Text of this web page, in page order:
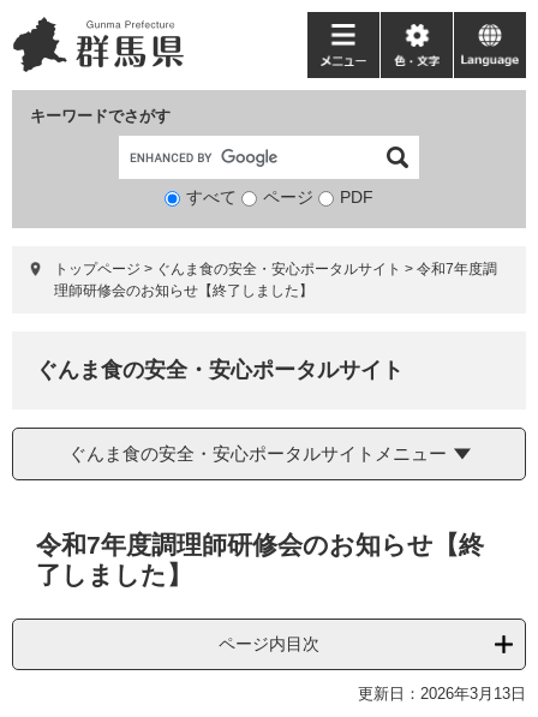
ー
ジ
ニ
ュ
て
キーワードでさがす
検
象
すべて ページ PDF
メ
ニ
ー
色・
文
language
トップページ > ぐんま食の安全・安心ポータルサイト > 令和7年度調
理師研修会のお知らせ【終了しました】
ぐんま食の安全・安心ポータルサイト
ぐんま食の安全・安心ポータルサイトメニュー
令和7年度調理師研修会のお知らせ【終
了しました】
ページ内目次
更新日：2026年3月13日